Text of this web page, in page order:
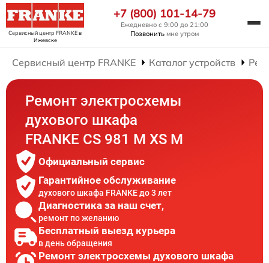
Сервисный центр FRANKEв
Ижевске
+7 (800) 101-14-79
Ежедневно с 9:00 до 21:00
Позвонить мне утром
Сервисный центр FRANKE Каталог устройств
Ремонт электросхемы
духового шкафа
FRANKE CS 981 M XS M
Официальный сервис
Гарантийное обслуживание
духового шкафа FRANKE до 3 лет
Диагностика за наш счет,
ремонт по желанию
Бесплатный выезд курьера
в день обращения
Ремонт электросхемы духового шкафа